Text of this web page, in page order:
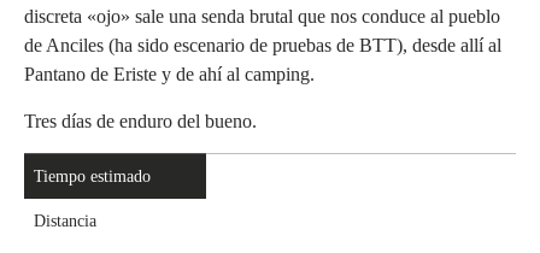
discreta «ojo» sale una senda brutal que nos conduce al pueblo
de Anciles (ha sido escenario de pruebas de BTT), desde allí al
Pantano de Eriste y de ahí al camping.
Tres días de enduro del bueno.
Tiempo estimado
Distancia